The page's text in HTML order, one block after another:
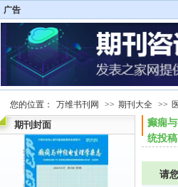
广告
您的位置： 万维书刊网 >> 期刊大全 >>
期刊封面
癫痫
统投
请